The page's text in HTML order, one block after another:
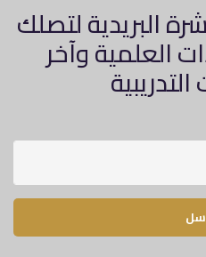
البريدية لتصلك
العلمية وآخر